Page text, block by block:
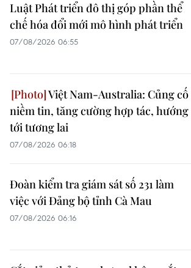
Luật Phát triển đô thị góp phần thể
chế hóa đổi mới mô hình phát triển
07/08/2026 06:55
Việt Nam-Australia: Củng cố
niềm tin, tăng cường hợp tác, hướng
tới tương lai
07/08/2026 06:18
Đoàn kiểm tra giám sát số 231 làm
việc với Đảng bộ tỉnh Cà Mau
07/08/2026 06:16